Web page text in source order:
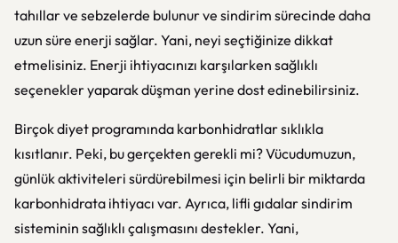
tahıllar ve sebzelerde bulunur ve sindirim sürecinde daha
uzun süre enerji sağlar. Yani, neyi seçtiğinize dikkat
etmelisiniz. Enerji ihtiyacınızı karşılarken sağlıklı
seçenekler yaparak düşman yerine dost edinebilirsiniz.
Birçok diyet programında karbonhidratlar sıklıkla
kısıtlanır. Peki, bu gerçekten gerekli mi? Vücudumuzun,
günlük aktiviteleri sürdürebilmesi için belirli bir miktarda
karbonhidrata ihtiyacı var. Ayrıca, lifli gıdalar sindirim
sisteminin sağlıklı çalışmasını destekler. Yani,